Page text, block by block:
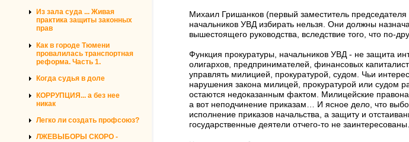
Из зала суда ... Живая
практика защиты законных
прав
Как в городе Тюмени
провалилась транспортная
реформа. Часть 1.
Когда судья в доле
КОРРУПЦИЯ... а без нее
никак
Легко ли создать профсоюз?
ЛЖЕВЫБОРЫ СКОРО -
Михаил Гришанков (первый заместитель
начальников УВД избирать нельзя. Они должны
вышестоящего руководства, вследствие того, что по-
Функция прокуратуры, начальников УВД - не защита
олигархов, предпринимателей, финансовых
управлять милицией, прокуратурой, судом. Чьи
нарушения закона милицей, прокуратурой или судом
остаются недоказанным фактом. Милицейские
а вот неподчинение приказам… И ясное дело, что
исполнение приказов начальства, а защиту и
государственные деятели отчего-то не